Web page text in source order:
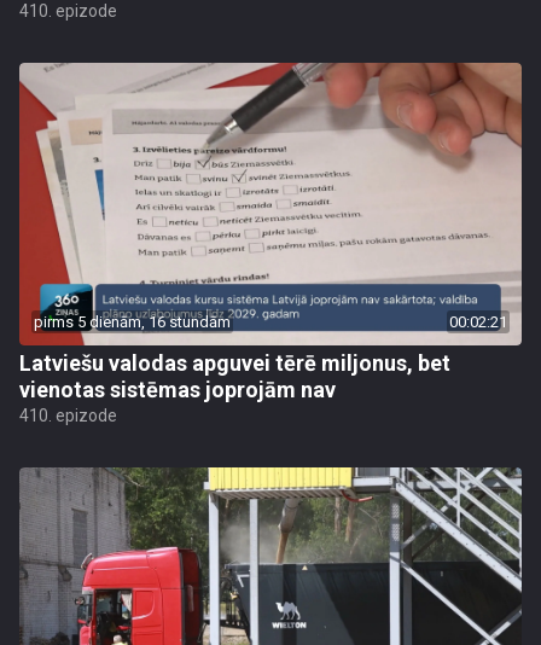
410. epizode
pirms 5 dienām, 16 stundām 00:02:21
Latviešu valodas apguvei tērē miljonus, bet
vienotas sistēmas joprojām nav
410. epizode